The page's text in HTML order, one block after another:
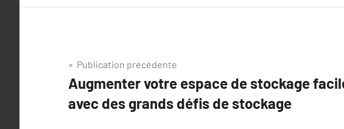
Navigation
de
l’article
Publication précédente
Augmenter votre espace de stockage
avec des grands défis de stockage